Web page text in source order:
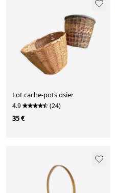
Lot cache-pots osier
4.9 (24)
35 €